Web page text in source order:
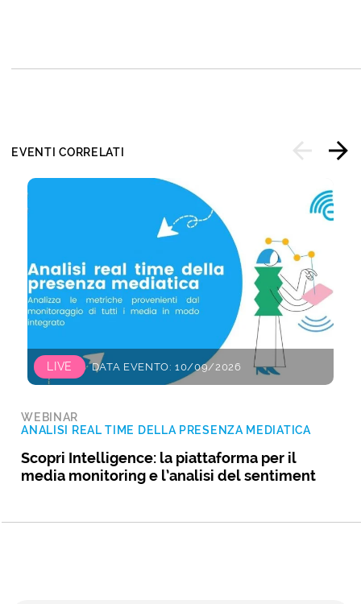
EVENTI CORRELATI
LIVE DATA EVENTO: 10/09/2026
WEBINAR
ANALISI REAL TIME DELLA PRESENZA MEDIATICA
Scopri Intelligence: la piattaforma per il
media monitoring e l’analisi del sentiment